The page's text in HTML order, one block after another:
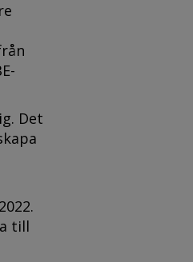
Det
till